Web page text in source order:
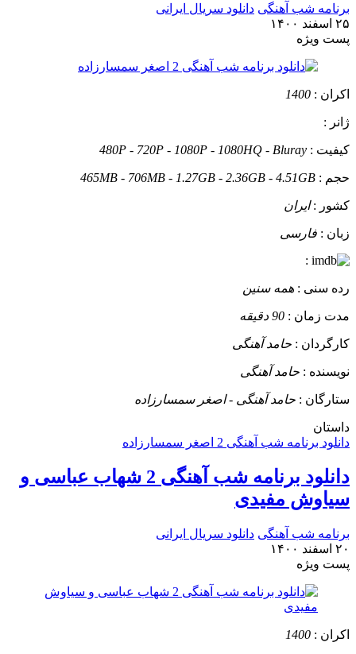
برنامه شب آهنگی دانلود سریال ایرانی
۲۵ اسفند ۱۴۰۰
پست ويژه
اکران : 1400
ژانر :
کیفیت : 480P - 720P - 1080P - 1080HQ - Bluray
حجم : 465MB - 706MB - 1.27GB - 2.36GB - 4.51GB
کشور :ایران
زبان : فارسی
:
رده سنی : همه سنین
مدت زمان : 90 دقیقه
کارگردان : حامد آهنگی
نویسنده : حامد آهنگی
ستارگان : حامد آهنگی - اصغر سمسارزاده
داستان
دانلود برنامه شب آهنگی 2 اصغر سمسارزاده
دانلود برنامه شب آهنگی 2 شهاب عباسی و
سیاوش مفیدی
برنامه شب آهنگی دانلود سریال ایرانی
۲۰ اسفند ۱۴۰۰
پست ويژه
اکران : 1400